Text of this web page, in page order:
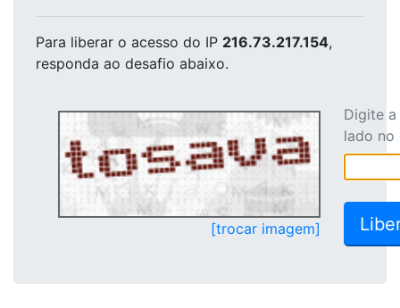
Para liberar o acesso do IP 216.73.217.154,
responda ao desafio abaixo.
[trocar imagem]
Digite
lado no